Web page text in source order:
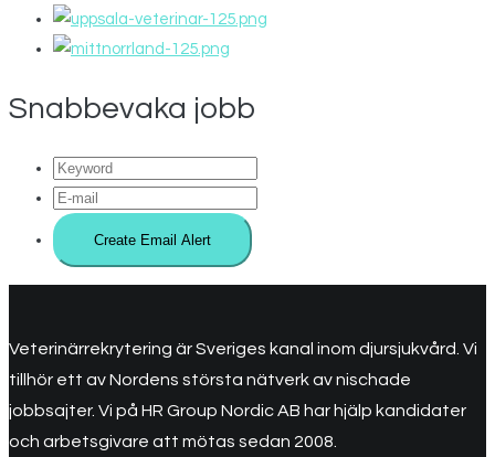
Snabbevaka jobb
Veterinärrekrytering är Sveriges kanal inom djursjukvård. Vi
tillhör ett av Nordens största nätverk av nischade
jobbsajter. Vi på HR Group Nordic AB har hjälp kandidater
och arbetsgivare att mötas sedan 2008.